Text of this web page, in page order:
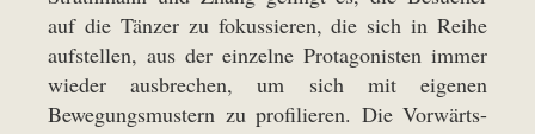
auf die Tänzer zu fokussieren, die sich in Reihe
aufstellen, aus der einzelne Protagonisten immer
wieder ausbrechen, um sich mit eigenen
Bewegungsmustern zu profilieren. Die Vorwärts-